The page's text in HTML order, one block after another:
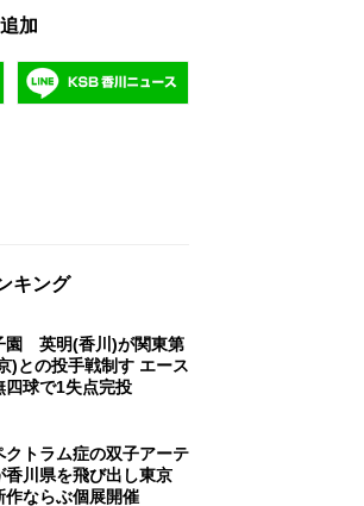
加
キング
園 英明(香川)が関東第
)との投手戦制す エース
四球で1失点完投
クトラム症の双子アーテ
香川県を飛び出し東京
ならぶ個展開催